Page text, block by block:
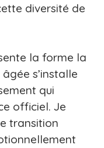
diversité de
la forme la
s’installe
qui
officiel. Je
transition